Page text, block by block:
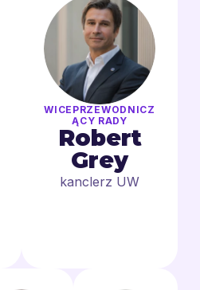
WICEPRZEWODNICZ
ĄCY RADY
Robert
Grey
kanclerz UW